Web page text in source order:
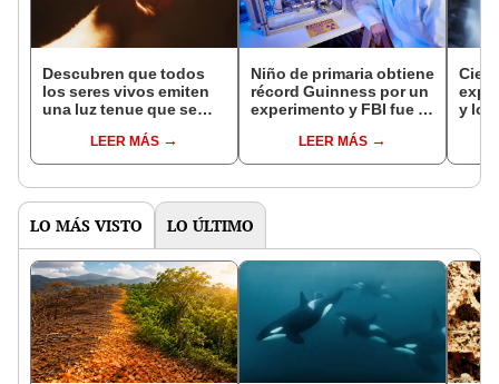
Descubren que todos
los seres vivos emiten
una luz tenue que se
la muerteLEER MÁS
Niño de primaria obtiene
récord Guinness por un
experimento y FBI fue a
"Casi todas las piezas
las conseguí en eBay"
LEER MÁS
y
LO MÁS VISTO LO ÚLTIMO